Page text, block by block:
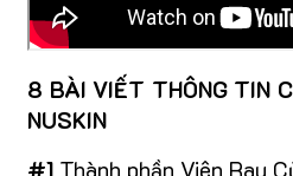
8 BÀI VIẾT THÔNG TIN
NUSKIN
#1 Thành phần Viên Rau